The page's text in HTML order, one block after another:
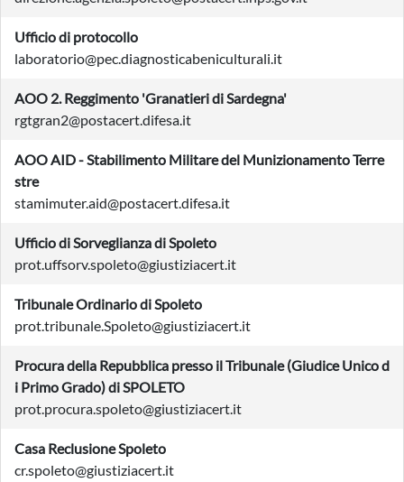
Ufficio di protocollo
laboratorio@pec.diagnosticabeniculturali.it
AOO 2. Reggimento 'Granatieri di Sardegna'
rgtgran2@postacert.difesa.it
AOO AID - Stabilimento Militare del Munizionamento Terre
stre
stamimuter.aid@postacert.difesa.it
Ufficio di Sorveglianza di Spoleto
prot.uffsorv.spoleto@giustiziacert.it
Tribunale Ordinario di Spoleto
prot.tribunale.Spoleto@giustiziacert.it
Procura della Repubblica presso il Tribunale (Giudice Unico d
i Primo Grado) di SPOLETO
prot.procura.spoleto@giustiziacert.it
Casa Reclusione Spoleto
cr.spoleto@giustiziacert.it